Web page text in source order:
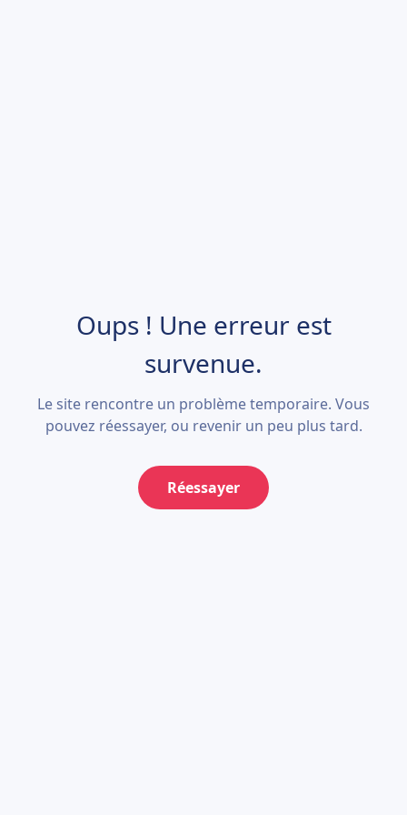
Oups ! Une erreur est
survenue.
Le site rencontre un problème temporaire. Vous
pouvez réessayer, ou revenir un peu plus tard.
Réessayer